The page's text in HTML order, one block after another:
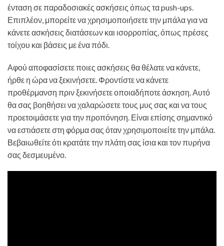
ένταση σε παραδοσιακές ασκήσεις όπως τα push-ups.
Επιπλέον, μπορείτε να χρησιμοποιήσετε την μπάλα για να
κάνετε ασκήσεις διατάσεων και ισορροπίας, όπως πρέσες
τοίχου και βάσεις με ένα πόδι.
Αφού αποφασίσετε ποιες ασκήσεις θα θέλατε να κάνετε,
ήρθε η ώρα να ξεκινήσετε. Φροντίστε να κάνετε
προθέρμανση πριν ξεκινήσετε οποιαδήποτε άσκηση. Αυτό
θα σας βοηθήσει να χαλαρώσετε τους μυς σας και να τους
προετοιμάσετε για την προπόνηση. Είναι επίσης σημαντικό
να εστιάσετε στη φόρμα σας όταν χρησιμοποιείτε την μπάλα.
Βεβαιωθείτε ότι κρατάτε την πλάτη σας ίσια και τον πυρήνα
σας δεσμευμένο.